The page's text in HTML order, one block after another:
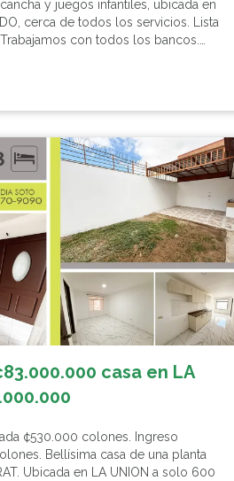
y juegos infantiles, ubicada en
cerca de todos los servicios. Lista
con todos los bancos.…
casa en LA
¢530.000 colones. Ingreso
Bellísima casa de una planta
Ubicada en LA UNION a solo 600